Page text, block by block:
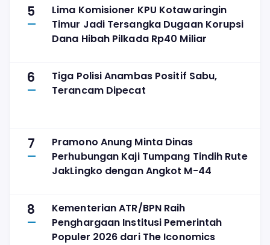
5
Lima Komisioner KPU Kotawaringin
Timur Jadi Tersangka Dugaan Korupsi
Dana Hibah Pilkada Rp40 Miliar
6
Tiga Polisi Anambas Positif Sabu,
Terancam Dipecat
7
Pramono Anung Minta Dinas
Perhubungan Kaji Tumpang Tindih Rute
JakLingko dengan Angkot M-44
8
Kementerian ATR/BPN Raih
Penghargaan Institusi Pemerintah
Populer 2026 dari The Iconomics